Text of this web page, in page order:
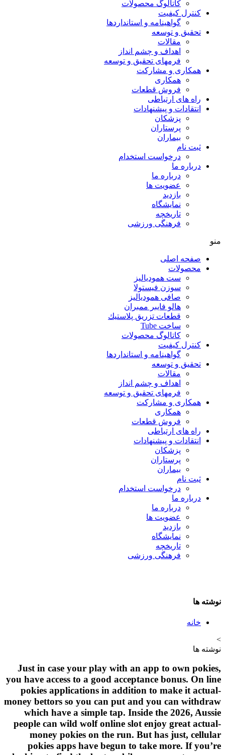
کاتالوگ محصولات
کنترل کیفیت
گواهينامه و استانداردها
تحقيق و توسعه
مقالات
اهداف و چشم انداز
فرمهای تحقیق و توسعه
همکاری و مشارکت
همکاری
فروش قطعات
راه های ارتباطی
انتقادات و پيشنهادات
پزشكان
پرستاران
بيماران
ثبت نام
درخواست استخدام
درباره ما
درباره ما
عضویت ها
بازدید
نمایشگاه
تاريخچه
فرهنگی ورزشی
منو
صفحه اصلی
محصولات
ست همودیالیز
سوزن فیستولا
صافی همودیالیز
هالو فایبر ممبران
قطعات تزريق پلاستيك
ساخت Tube
کاتالوگ محصولات
کنترل کیفیت
گواهينامه و استانداردها
تحقيق و توسعه
مقالات
اهداف و چشم انداز
فرمهای تحقیق و توسعه
همکاری و مشارکت
همکاری
فروش قطعات
راه های ارتباطی
انتقادات و پيشنهادات
پزشكان
پرستاران
بيماران
ثبت نام
درخواست استخدام
درباره ما
درباره ما
عضویت ها
بازدید
نمایشگاه
تاريخچه
فرهنگی ورزشی
نوشته ها
خانه
>
نوشته ها
Just in case your play with an app to own pokies,
you have access to a good acceptance bonus. On line
pokies applications in addition to make it actual-
money bettors so you can put and you can withdraw
which have a simple tap. Inside the 2026, Aussie
people can wild wolf online slot enjoy great actual-
money pokies on the run. But has just, cellular
pokies apps have begun to take more. If you’re